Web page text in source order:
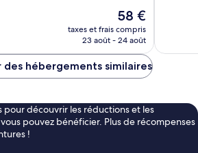
Le
nouveau
prix
de
58 €
taxes et frais compris
23 août - 24 août
des hébergements similaires
pour découvrir les réductions et les
pouvez bénéficier. Plus de récompenses
!